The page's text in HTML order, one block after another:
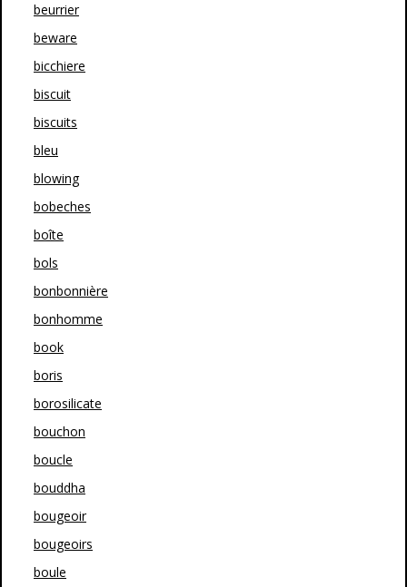
beurrier
beware
bicchiere
biscuit
biscuits
bleu
blowing
bobeches
boîte
bols
bonbonnière
bonhomme
book
boris
borosilicate
bouchon
boucle
bouddha
bougeoir
bougeoirs
boule